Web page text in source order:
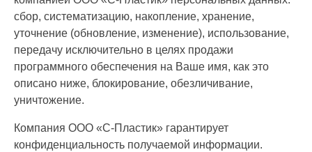
сбор, систематизацию, накопление, хранение,
уточнение (обновление, изменение), использование,
передачу исключительно в целях продажи
программного обеспечения на Ваше имя, как это
описано ниже, блокирование, обезличивание,
уничтожение.
Компания ООО «С-Пластик» гарантирует
конфиденциальность получаемой информации.